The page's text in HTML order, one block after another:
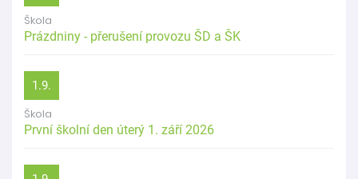
Škola
Prázdniny - přerušení provozu ŠD a ŠK
1.9.
Škola
První školní den úterý 1. září 2026